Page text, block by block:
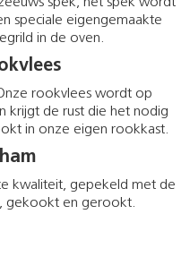
spek, het spek wordt
speciale eigengemaakte
in de oven.
rookvlees wordt op
krijgt de rust die het nodig
in onze eigen rookkast.
kwaliteit, gepekeld met de
gekookt en gerookt.